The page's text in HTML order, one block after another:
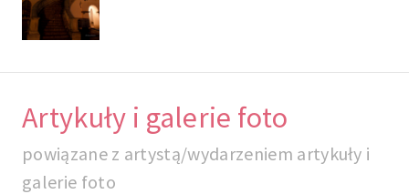
Artykuły i galerie foto
powiązane z artystą/wydarzeniem artykuły i
galerie foto